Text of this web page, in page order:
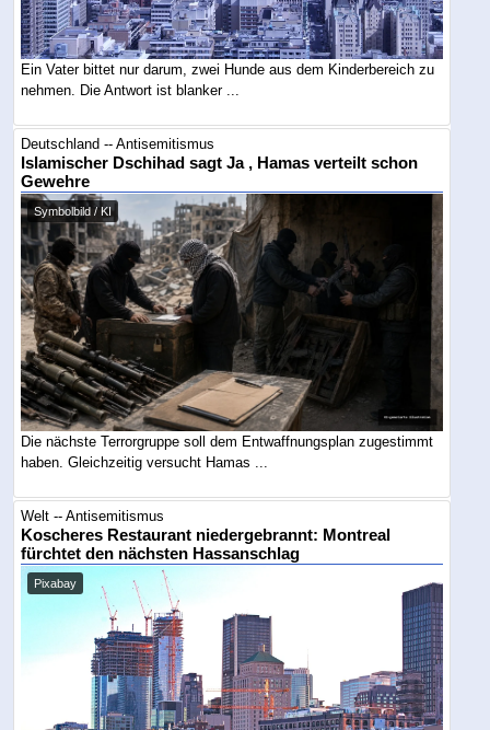
Ein Vater bittet nur darum, zwei Hunde aus dem Kinderbereich zu
nehmen. Die Antwort ist blanker ...
Deutschland -- Antisemitismus
Islamischer Dschihad sagt Ja , Hamas verteilt schon
Gewehre
Symbolbild / KI
Die nächste Terrorgruppe soll dem Entwaffnungsplan zugestimmt
haben. Gleichzeitig versucht Hamas ...
Welt -- Antisemitismus
Koscheres Restaurant niedergebrannt: Montreal
fürchtet den nächsten Hassanschlag
Pixabay